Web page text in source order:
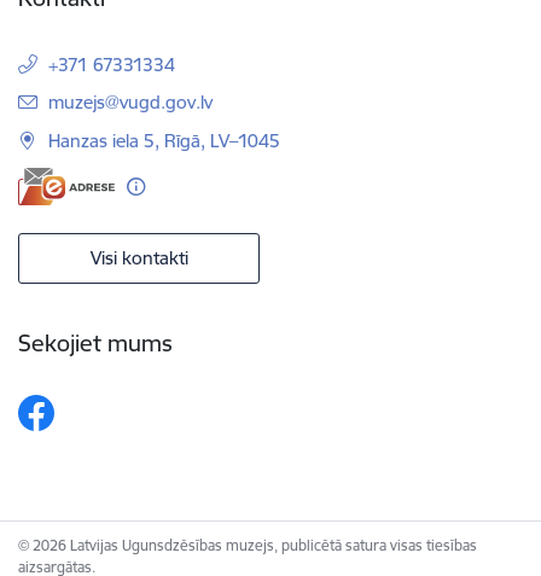
+371 67331334
E-pasts:
muzejs@vugd.gov.lv
Hanzas iela 5, Rīgā, LV–1045
Visi kontakti
Sekojiet mums
© 2026 Latvijas Ugunsdzēsības muzejs, publicētā satura visas tiesības
aizsargātas.